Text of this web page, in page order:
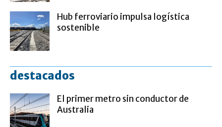
Hub ferroviario impulsa logística
sostenible
destacados
El primer metro sin conductor de
Australia